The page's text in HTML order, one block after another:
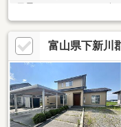
風景でスローライフを楽
富山県下新川